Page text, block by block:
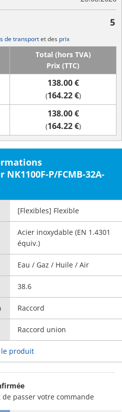
5
de transportet des prix
Total (hors TVA)
Prix (TTC)
138.00 €
(164.22 €)
138.00 €
(164.22 €)
P/FCMB-32A-
[Flexibles] Flexible
Acier inoxydable (EN 1.4301
équiv.)
Eau / Gaz / Huile / Air
38.6
Raccord
Raccord union
produit
passer votre commande